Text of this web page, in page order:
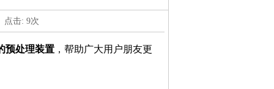
点击: 9次
预处理装置，帮助广大用户朋友更